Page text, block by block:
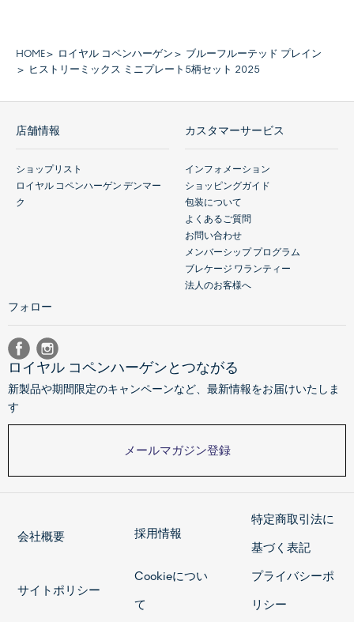
HOME ロイヤル コペンハーゲン
ブルーフルーテッド プレイン
ヒストリーミックス ミニプレート5柄セット 2025
店舗情報
ショップリスト
ロイヤル コペンハーゲン デンマー
ク
カスタマーサービス
インフォメーション
ショッピングガイド
包装について
よくあるご質問
お問い合わせ
メンバーシップ プログラム
ブレケージ ワランティー
法人のお客様へ
フォロー
ロイヤル コペンハーゲンとつながる
新製品や期間限定のキャンペーンなど、最新情報をお届けいたしま
す
メールマガジン登録
会社概要 採用情報
特定商取引法に
基づく表記
サイトポリシー
Cookieについ
て
プライバシーポ
リシー